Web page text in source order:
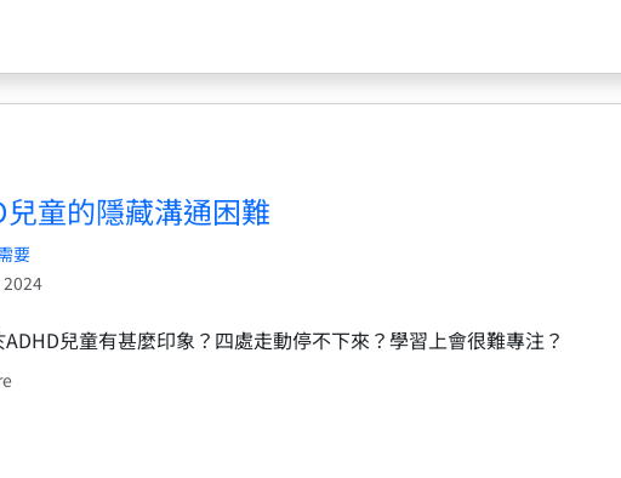
兒童的隱藏溝通困難
要
兒童有甚麼印象？四處走動停不下來？學習上會很難專注？